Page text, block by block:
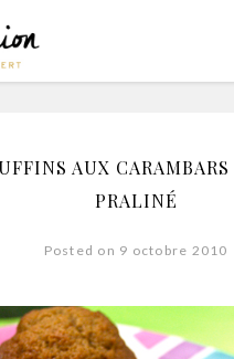
AUX CARAMBARS
PRALINÉ
Posted on 9 octobre 2010